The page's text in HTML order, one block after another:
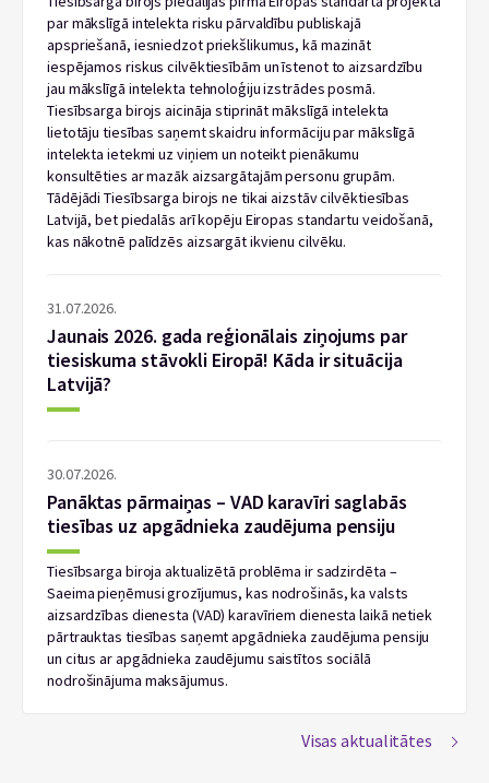
par mākslīgā intelekta risku pārvaldību publiskajā
apspriešanā, iesniedzot priekšlikumus, kā mazināt
iespējamos riskus cilvēktiesībām un īstenot to aizsardzību
jau mākslīgā intelekta tehnoloģiju izstrādes posmā.
Tiesībsarga birojs aicināja stiprināt mākslīgā intelekta
lietotāju tiesības saņemt skaidru informāciju par mākslīgā
intelekta ietekmi uz viņiem un noteikt pienākumu
konsultēties ar mazāk aizsargātajām personu grupām.
Tādējādi Tiesībsarga birojs ne tikai aizstāv cilvēktiesības
Latvijā, bet piedalās arī kopēju Eiropas standartu veidošanā,
kas nākotnē palīdzēs aizsargāt ikvienu cilvēku.
31.07.2026.
Jaunais 2026. gada reģionālais ziņojums par
tiesiskuma stāvokli Eiropā! Kāda ir situācija
Latvijā?
30.07.2026.
Panāktas pārmaiņas – VAD karavīri saglabās
tiesības uz apgādnieka zaudējuma pensiju
Tiesībsarga biroja aktualizētā problēma ir sadzirdēta –
Saeima pieņēmusi grozījumus, kas nodrošinās, ka valsts
aizsardzības dienesta (VAD) karavīriem dienesta laikā netiek
pārtrauktas tiesības saņemt apgādnieka zaudējuma pensiju
un citus ar apgādnieka zaudējumu saistītos sociālā
nodrošinājuma maksājumus.
Visas aktualitātes